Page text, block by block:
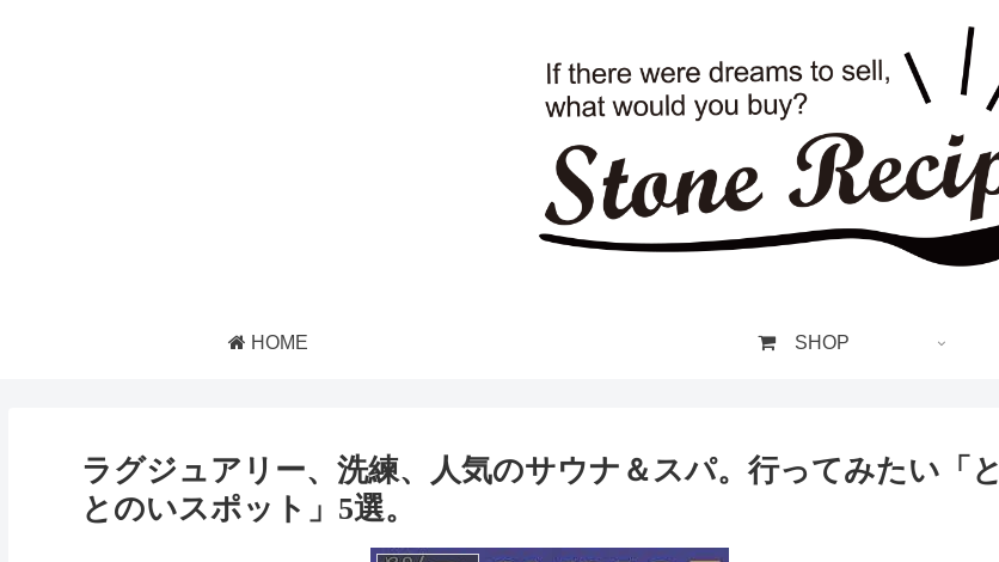
HOME SHOP
ラグジュアリー、洗練、人気のサウナ＆スパ。行ってみたい「と
とのいスポット」5選。